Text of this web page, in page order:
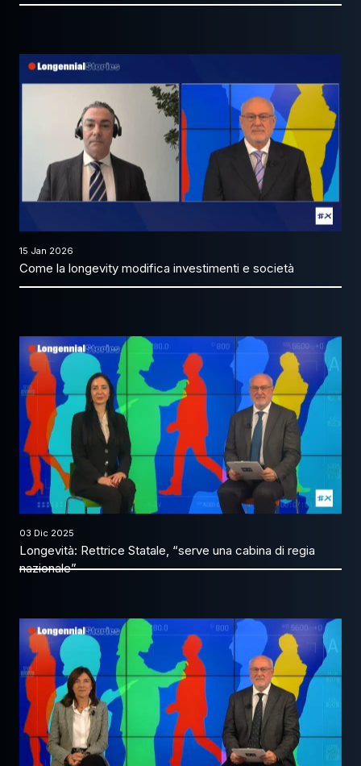
15 Jan 2026
Come la longevity modifica investimenti e società
03 Dic 2025
Longevità: Rettrice Statale, “serve una cabina di regia
nazionale”